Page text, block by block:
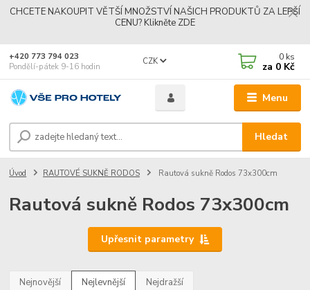
CHCETE NAKOUPIT VĚTŠÍ MNOŽSTVÍ NAŠICH PRODUKTŮ ZA LEPŠÍ
CENU? Klikněte ZDE
Menu
CZK
Hledat
+420 773 794 023
Pondělí-pátek 9-16 hodin
0 ks
za 0 Kč
Úvod RAUTOVÉ SUKNĚ RODOS Rautová sukně Rodos 73x300cm
Rautová sukně Rodos 73x300cm
Upřesnit parametry
Nejnovější Nejlevnější Nejdražší
Získejte slevu
Získejte 100 Kč slevu na první objednávku. Stačí zadat váš email
a při objednávce nad 1000 Kč je sleva vaše.
Přeji si odebírat novinky e-mailem dle podmínek zpracování osobních údajů
Souhlasím sezpracováním osobních údajůpro účely registrace.